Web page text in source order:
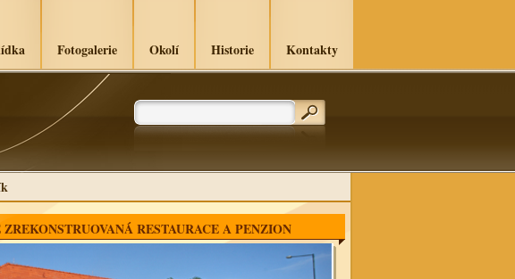
Fotogalerie Okolí Historie Kontakty
ZREKONSTRUOVANÁ RESTAURACE A PENZION